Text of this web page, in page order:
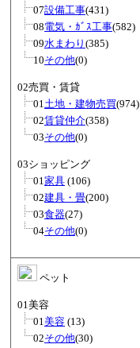
07設備工事(431)
08電気・ｶﾞｽ工事(582)
09水まわり (385)
10その他(0)
02売買・賃貸
01土地・建物売買(974)
02賃貸仲介(358)
03その他(0)
03ショッピング
01家具 (106)
02建具・畳(200)
03食器(27)
04その他(0)
ペット
01美容
01美容 (13)
02その他(30)